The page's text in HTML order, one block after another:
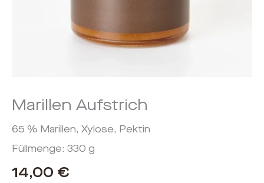
Marillen Aufstrich
65 % Marillen, Xylose, Pektin
Füllmenge: 330 g
14,00 €